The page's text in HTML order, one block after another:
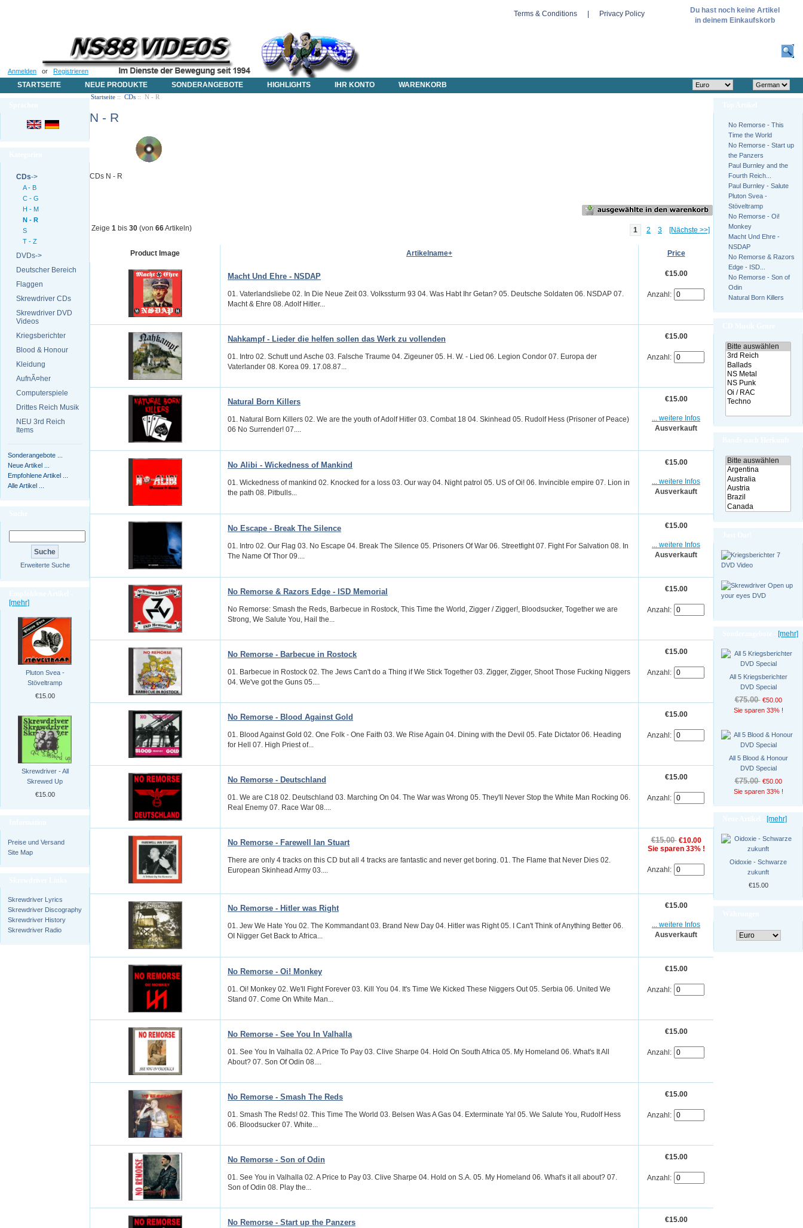
Du hast noch keine Artikel
in deinem Einkaufskorb
Terms & Conditions Privacy Policy
Anmelden or Registrieren
STARTSEITE NEUE PRODUKTE SONDERANGEBOTE HIGHLIGHTS IHR KONTO WARENKORB
CDs->
A - B
C - G
H - M
N - R
S
T - Z
DVDs->
Deutscher Bereich
Flaggen
Skrewdriver CDs
Skrewdriver DVD
Videos
Kriegsberichter
Blood & Honour
Kleidung
AufnÃ¤her
Computerspiele
Drittes Reich Musik
NEU 3rd Reich
Items
Sonderangebote ...
Neue Artikel ...
Empfohlene Artikel ...
Alle Artikel ...
Erweiterte Suche
[mehr]
Pluton Svea -
Stöveltramp
€15.00
Skrewdriver - All
Skrewed Up
€15.00
Preise und Versand
Site Map
Skrewdriver Lyrics
Skrewdriver Discography
Skrewdriver History
Skrewdriver Radio
Startseite :: CDs :: N - R
N - R
CDs N - R
Zeige 1 bis 30 (von 66Artikeln) 1 2 3 [Nächste >>]
Product Image Artikelname+ Price
Macht Und Ehre - NSDAP
01. Vaterlandsliebe 02. In Die Neue Zeit 03. Volkssturm 93 04. Was Habt Ihr Getan? 05. Deutsche Soldaten 06. NSDAP 07.
Macht & Ehre 08. Adolf Hitler...
€15.00
Anzahl:
Nahkampf - Lieder die helfen sollen das Werk zu vollenden
01. Intro 02. Schutt und Asche 03. Falsche Traume 04. Zigeuner 05. H. W. - Lied 06. Legion Condor 07. Europa der
Vaterlander 08. Korea 09. 17.08.87...
€15.00
Anzahl:
Natural Born Killers
01. Natural Born Killers 02. We are the youth of Adolf Hitler 03. Combat 18 04. Skinhead 05. Rudolf Hess (Prisoner of Peace)
06 No Surrender! 07....
€15.00
... weitere Infos
Ausverkauft
No Alibi - Wickedness of Mankind
01. Wickedness of mankind 02. Knocked for a loss 03. Our way 04. Night patrol 05. US of Oi! 06. Invincible empire 07. Lion in
the path 08. Pitbulls...
€15.00
... weitere Infos
Ausverkauft
No Escape - Break The Silence
01. Intro 02. Our Flag 03. No Escape 04. Break The Silence 05. Prisoners Of War 06. Streetfight 07. Fight For Salvation 08. In
The Name Of Thor 09....
€15.00
... weitere Infos
Ausverkauft
No Remorse & Razors Edge - ISD Memorial
No Remorse: Smash the Reds, Barbecue in Rostock, This Time the World, Zigger / Zigger!, Bloodsucker, Together we are
Strong, We Salute You, Hail the...
€15.00
Anzahl:
No Remorse - Barbecue in Rostock
01. Barbecue in Rostock 02. The Jews Can't do a Thing if We Stick Together 03. Zigger, Zigger, Shoot Those Fucking Niggers
04. We've got the Guns 05....
€15.00
Anzahl:
No Remorse - Blood Against Gold
01. Blood Against Gold 02. One Folk - One Faith 03. We Rise Again 04. Dining with the Devil 05. Fate Dictator 06. Heading
for Hell 07. High Priest of...
€15.00
Anzahl:
No Remorse - Deutschland
01. We are C18 02. Deutschland 03. Marching On 04. The War was Wrong 05. They'll Never Stop the White Man Rocking 06.
Real Enemy 07. Race War 08....
€15.00
Anzahl:
No Remorse - Farewell Ian Stuart
There are only 4 tracks on this CD but all 4 tracks are fantastic and never get boring. 01. The Flame that Never Dies 02.
European Skinhead Army 03....
€15.00 €10.00
Sie sparen 33% !
Anzahl:
No Remorse - Hitler was Right
01. Jew We Hate You 02. The Kommandant 03. Brand New Day 04. Hitler was Right 05. I Can't Think of Anything Better 06.
OI Nigger Get Back to Africa...
€15.00
... weitere Infos
Ausverkauft
No Remorse - Oi! Monkey
01. Oi! Monkey 02. We'll Fight Forever 03. Kill You 04. It's Time We Kicked These Niggers Out 05. Serbia 06. United We
Stand 07. Come On White Man...
€15.00
Anzahl:
No Remorse - See You In Valhalla
01. See You In Valhalla 02. A Price To Pay 03. Clive Sharpe 04. Hold On South Africa 05. My Homeland 06. What's It All
About? 07. Son Of Odin 08....
€15.00
Anzahl:
No Remorse - Smash The Reds
01. Smash The Reds! 02. This Time The World 03. Belsen Was A Gas 04. Exterminate Ya! 05. We Salute You, Rudolf Hess
06. Bloodsucker 07. White...
€15.00
Anzahl:
No Remorse - Son of Odin
01. See You in Valhalla 02. A Price to Pay 03. Clive Sharpe 04. Hold on S.A. 05. My Homeland 06. What's it all about? 07.
Son of Odin 08. Play the...
€15.00
Anzahl:
No Remorse - Start up the Panzers €15.00
No Remorse - This
Time the World
No Remorse - Start up
the Panzers
Paul Burnley and the
Fourth Reich...
Paul Burnley - Salute
Pluton Svea -
Stöveltramp
No Remorse - Oi!
Monkey
Macht Und Ehre -
NSDAP
No Remorse & Razors
Edge - ISD...
No Remorse - Son of
Odin
Natural Born Killers
Sonderangebote -[mehr]
All 5 Kriegsberichter
DVD Special
€75.00 €50.00
Sie sparen 33% !
All 5 Blood & Honour
DVD Special
€75.00 €50.00
Sie sparen 33% !
[mehr]
Oidoxie - Schwarze
zukunft
€15.00